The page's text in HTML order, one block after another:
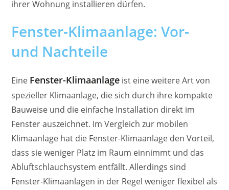
ihrer Wohnung installieren dürfen.
Fenster-Klimaanlage: Vor-
und Nachteile
Eine Fenster-Klimaanlage ist eine weitere Art von
spezieller Klimaanlage, die sich durch ihre kompakte
Bauweise und die einfache Installation direkt im
Fenster auszeichnet. Im Vergleich zur mobilen
Klimaanlage hat die Fenster-Klimaanlage den Vorteil,
dass sie weniger Platz im Raum einnimmt und das
Abluftschlauchsystem entfällt. Allerdings sind
Fenster-Klimaanlagen in der Regel weniger flexibel als